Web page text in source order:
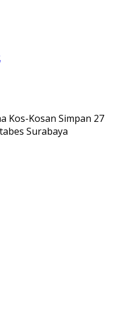
Kos-Kosan Simpan 27
Surabaya